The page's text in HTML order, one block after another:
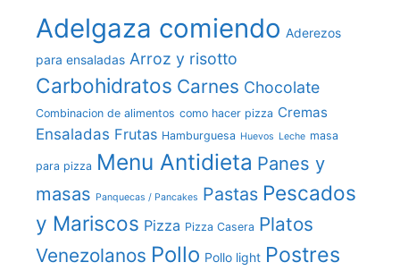
Adelgaza comiendo Aderezos
para ensaladas Arroz y risotto
Carbohidratos Carnes Chocolate
Combinacion de alimentos como hacer pizza Cremas
Ensaladas Frutas Hamburguesa Huevos Leche masa
para pizza Menu Antidieta Panes y
masas Panquecas / Pancakes Pastas Pescados
y Mariscos Pizza Pizza Casera Platos
Venezolanos Pollo Pollo light Postres